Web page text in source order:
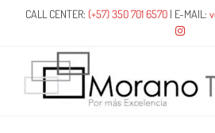
CALL CENTER: (+57) 350 701 6570 | E-MAIL: